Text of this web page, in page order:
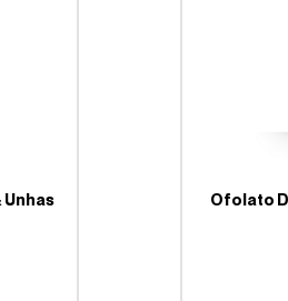
Unhas
Ofolato D